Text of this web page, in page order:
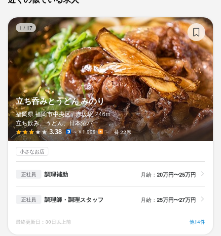
1 / 17
立ち呑みとうどん みのり
福岡県 福岡市中央区 / 赤坂駅 246m
立ち飲み、うどん、日本酒バー
3.38 ～￥1,999 － 22席
小さなお店
正社員 調理補助 月給： 20万円〜25万円
正社員 調理師・調理スタッフ 月給： 25万円〜27万円
最終更新日：30日以上前 他14件